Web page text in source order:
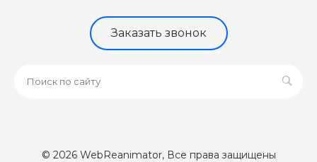
Заказать звонок
© 2026 WebReanimator, Все права защищены